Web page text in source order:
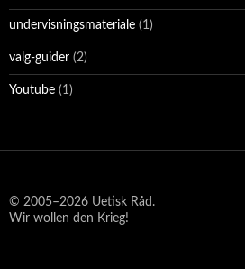
undervisningsmateriale (1)
valg-guider (2)
Youtube (1)
© 2005–2026 Uetisk Råd.
Wir wollen den Krieg!